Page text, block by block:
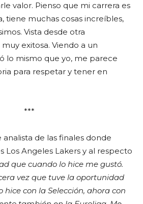
valor. Pienso que mi carrera es
tiene muchas cosas increíbles,
Vista desde otra
exitosa. Viendo a un
lo mismo que yo, me parece
para respetar y tener en
***
de las finales donde
Los Angeles Lakers y al respecto
que cuando lo hice me gustó.
vez que tuve la oportunidad
hice con la Selección, ahora con